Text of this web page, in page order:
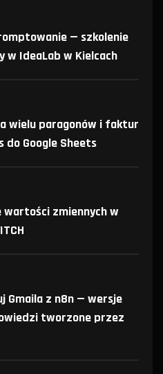
— szkolenie
w IdeaLab w Kielcach
wielu paragonów i faktur
do Google Sheets
wartości zmiennych w
Gmaila z n8n — wersje
tworzone przez